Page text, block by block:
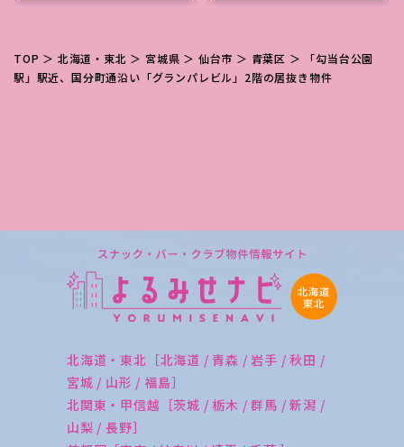
TOP ＞ 北海道・東北 ＞ 宮城県 ＞ 仙台市 ＞ 青葉区 ＞ 「勾当台公園
駅」駅近、国分町通沿い「グランパレビル」2階の居抜き物件
北海道・東北［北海道 / 青森 / 岩手 / 秋田 /
宮城 / 山形 / 福島］
北関東・甲信越［茨城 / 栃木 / 群馬 / 新潟 /
山梨 / 長野］